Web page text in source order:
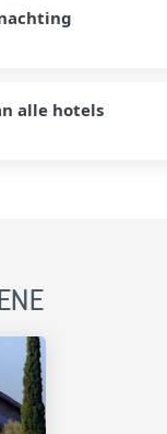
alle hotels